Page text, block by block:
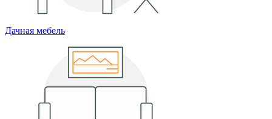
Дачная мебель